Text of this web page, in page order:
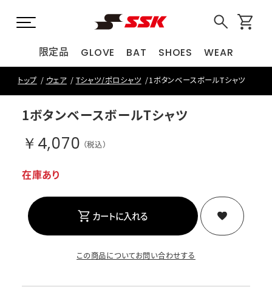
限定品 GLOVE BAT SHOES WEAR
トップ ウェア Tシャツ/ポロシャツ 1ボタンベースボールTシャツ
1ボタンベースボールTシャツ
￥4,070 （税込）
在庫あり
カートに入れる
この商品についてお問い合わせする